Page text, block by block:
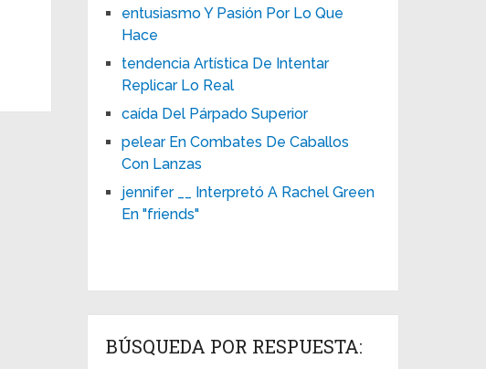
entusiasmo Y Pasión Por Lo Que
Hace
tendencia Artística De Intentar
Replicar Lo Real
caída Del Párpado Superior
pelear En Combates De Caballos
Con Lanzas
jennifer __ Interpretó A Rachel Green
En "friends"
BÚSQUEDA POR RESPUESTA: